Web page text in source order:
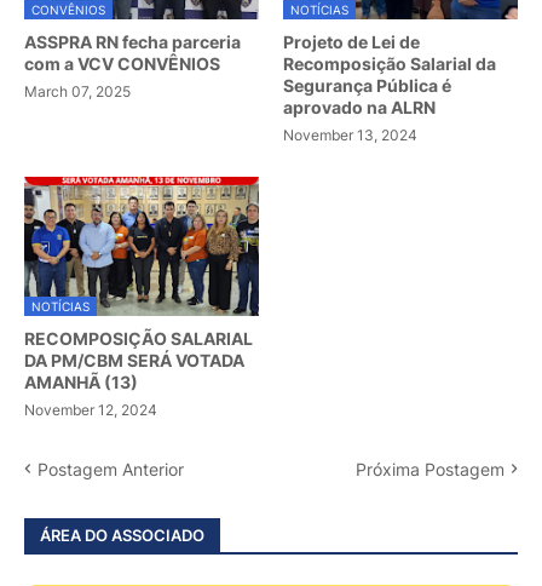
CONVÊNIOS
ASSPRA RN fecha parceria
com a VCV CONVÊNIOS
March 07, 2025
NOTÍCIAS
Projeto de Lei de
Recomposição Salarial da
Segurança Pública é
aprovado na ALRN
November 13, 2024
NOTÍCIAS
RECOMPOSIÇÃO SALARIAL
DA PM/CBM SERÁ VOTADA
AMANHÃ (13)
November 12, 2024
Postagem Anterior Próxima Postagem
ÁREA DO ASSOCIADO